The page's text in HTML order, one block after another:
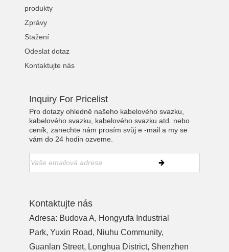
produkty
Zprávy
Stažení
Odeslat dotaz
Kontaktujte nás
Inquiry For Pricelist
Pro dotazy ohledně našeho kabelového svazku,
kabelového svazku, kabelového svazku atd. nebo
ceník, zanechte nám prosím svůj e -mail a my se
vám do 24 hodin ozveme.
Kontaktujte nás
Adresa: Budova A, Hongyufa Industrial
Park, Yuxin Road, Niuhu Community,
Guanlan Street, Longhua District, Shenzhen